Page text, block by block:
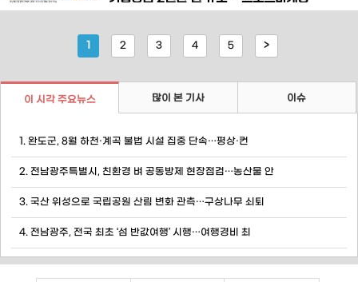
경제 활성화에도 나선다. 완도군은 전라남
도가 추진하는 '전남 블루 워케이션
전남 완도군이 전국 크로스핏 선수들이 한
자리에 모이는 대규모 스포츠 축제를 개최
나선다. 아시아 각국의 크로스핏 및 피트
니스 선수들이 참가하는 이번 대회는 지역
1 2 3 4 5 >
이 시각 주요뉴스 많이 본 기사 이슈
1. 완도군, 8월 하천·계곡 불법 시설 집중 단속…평상·컨
2. 전남광주특별시, 친환경 벼 공동방제 현장점검…농산물 안
3. 국산 위성으로 국립공원 산림 변화 관측…구상나무 쇠퇴
4. 전남광주, 전국 최초 ‘섬 반값여행’ 시행…여행경비 최